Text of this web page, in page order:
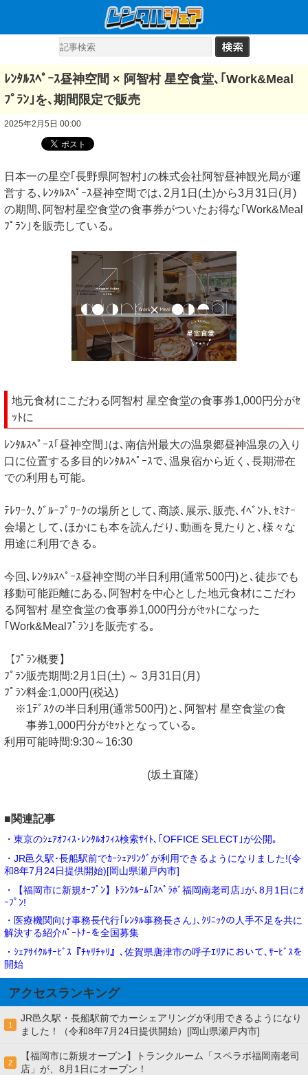
ﾚﾝﾀﾙｽﾍﾟｰｽ昼神空間 × 阿智村 星空食堂､｢Work&Meal
ﾌﾟﾗﾝ｣を､期間限定で販売
2025年2月5日 00:00
日本一の星空｢長野県阿智村｣の株式会社阿智昼神観光局が運
営する､ﾚﾝﾀﾙｽﾍﾟｰｽ昼神空間では､2月1日(土)から3月31日(月)
の期間､阿智村星空食堂の食事券がついたお得な｢Work&Meal
ﾌﾟﾗﾝ｣を販売している｡
地元食材にこだわる阿智村 星空食堂の食事券1,000円分がｾ
ｯﾄに
ﾚﾝﾀﾙｽﾍﾟｰｽ｢昼神空間｣は､南信州最大の温泉郷昼神温泉の入り
口に位置する多目的ﾚﾝﾀﾙｽﾍﾟｰｽで､温泉宿から近く､長期滞在
での利用も可能｡
ﾃﾚﾜｰｸ､ｸﾞﾙｰﾌﾟﾜｰｸの場所として､商談､展示､販売､ｲﾍﾞﾝﾄ､ｾﾐﾅｰ
会場として､ほかにも本を読んだり､動画を見たりと､様々な
用途に利用できる｡
今回､ﾚﾝﾀﾙｽﾍﾟｰｽ昼神空間の半日利用(通常500円)と､徒歩でも
移動可能距離にある､阿智村を中心とした地元食材にこだわ
る阿智村 星空食堂の食事券1,000円分がｾｯﾄになった
｢Work&Mealﾌﾟﾗﾝ｣を販売する｡
【ﾌﾟﾗﾝ概要】
ﾌﾟﾗﾝ販売期間:2月1日(土) ～ 3月31日(月)
ﾌﾟﾗﾝ料金:1,000円(税込)
※1ﾃﾞｽｸの半日利用(通常500円)と､阿智村 星空食堂の食
事券1,000円分がｾｯﾄとなっている｡
利用可能時間:9:30～16:30
(坂土直隆)
■関連記事
・東京のｼｪｱｵﾌｨｽ･ﾚﾝﾀﾙｵﾌｨｽ検索ｻｲﾄ､｢OFFICE SELECT｣が公開｡
・JR邑久駅･長船駅前でｶｰｼｪｱﾘﾝｸﾞが利用できるようになりました!(令
和8年7月24日提供開始)[岡山県瀬戸内市]
・【福岡市に新規ｵｰﾌﾟﾝ】ﾄﾗﾝｸﾙｰﾑ｢ｽﾍﾟﾗﾎﾞ福岡南老司店｣が､8月1日にｵ
ｰﾌﾟﾝ!
・医療機関向け事務長代行｢ﾚﾝﾀﾙ事務長さん｣､ｸﾘﾆｯｸの人手不足を共に
解決する紹介ﾊﾟｰﾄﾅｰを全国募集
・ｼｪｱｻｲｸﾙｻｰﾋﾞｽ『ﾁｬﾘﾁｬﾘ』､佐賀県唐津市の呼子ｴﾘｱにおいて､ｻｰﾋﾞｽを
開始
アクセスランキング
1
JR邑久駅・長船駅前でカーシェアリングが利用できるようになり
ました！（令和8年7月24日提供開始）[岡山県瀬戸内市]
2
【福岡市に新規オープン】トランクルーム「スペラボ福岡南老司
店」が、8月1日にオープン！